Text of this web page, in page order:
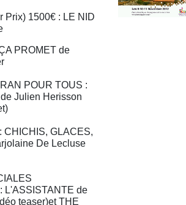
Prix) 1500€ : LE NID
PROMET de
POUR TOUS :
Julien Herisson
CHICHIS, GLACES,
De Lecluse
L'ASSISTANTE de
teaser)et THE